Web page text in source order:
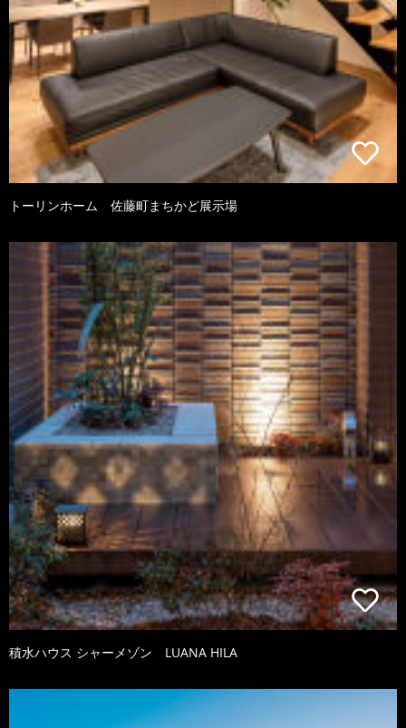
トーリンホーム 佐藤町まちかど展示場
積水ハウス シャーメゾン LUANA HILA